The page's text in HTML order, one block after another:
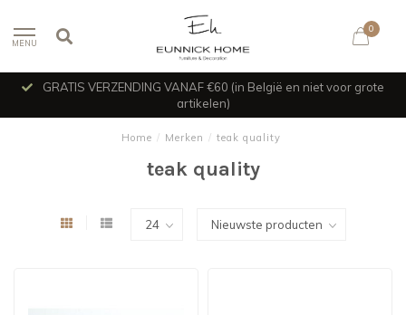
MENU
0
GRATIS VERZENDING VANAF €60 (in België en niet voor grote
artikelen)
Home / Merken / teak quality
teak quality